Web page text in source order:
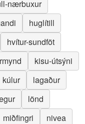
nærbuxur
huglítill
hvítur-sundföt
kisu-útsýni
kúlur
lagaður
lönd
miðfingri
nivea